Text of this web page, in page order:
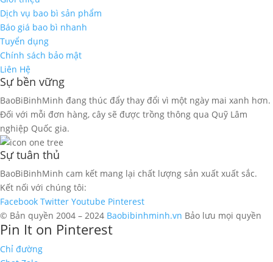
Dịch vụ bao bì sản phẩm
Báo giá bao bì nhanh
Tuyển dụng
Chính sách bảo mật
Liên Hệ
Sự bền vững
BaoBiBinhMinh đang thúc đẩy thay đổi vì một ngày mai xanh hơn.
Đối với mỗi đơn hàng, cây sẽ được trồng thông qua Quỹ Lâm
nghiệp Quốc gia.
Sự tuân thủ
BaoBiBinhMinh cam kết mang lại chất lượng sản xuất xuất sắc.
Kết nối với chúng tôi:
Facebook Twitter Youtube Pinterest
© Bản quyền 2004 – 2024 Baobibinhminh.vn Bảo lưu mọi quyền
Pin It on Pinterest
Chỉ đường